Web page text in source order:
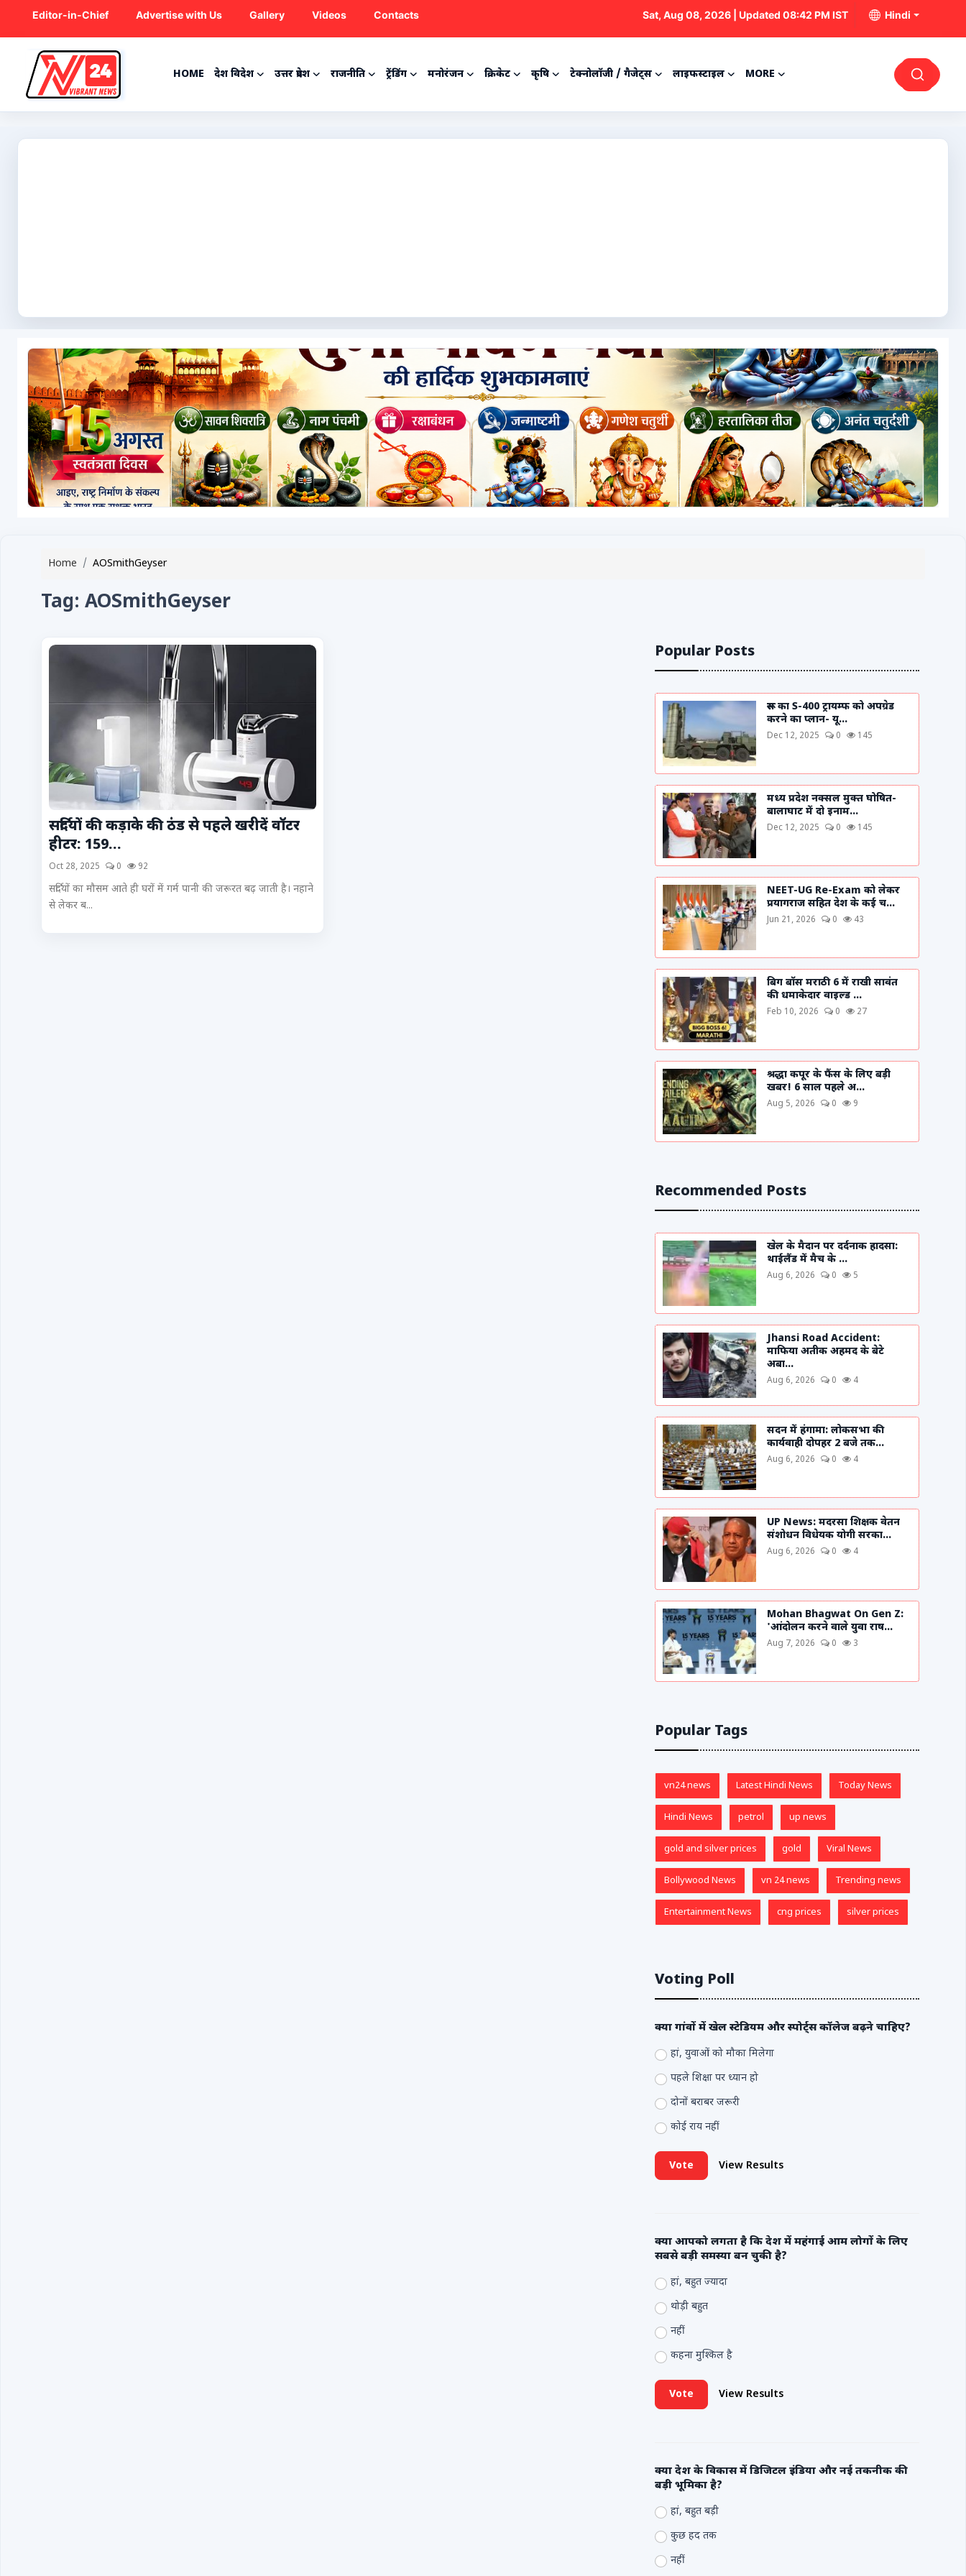
Editor-in-Chief Advertise with Us Gallery Videos Contacts Sat, Aug 08, 2026 | Updated 08:42 PM IST Hindi
HOME देश विदेश उत्तर प्रदेश राजनीति ट्रेंडिंग मनोरंजन क्रिकेट कृषि टेक्नोलॉजी / गैजेट्स लाइफस्टाइल MORE
Home
लाइफस्टाइल
वायरल
स्पेशल
साहित्य
विशेष लेख
Advertise with Us
Videos
Home AOSmithGeyser
Tag: AOSmithGeyser
सर्दियों की कड़ाके की ठंड से पहले खरीदें वॉटर
हीटर: 159...
Oct 28, 2025 0 92
सर्दियों का मौसम आते ही घरों में गर्म पानी की जरूरत बढ़ जाती है। नहाने
से लेकर ब...
Popular Posts
रूस का S-400 ट्रायम्फ को अपग्रेड
करने का प्लान- यू...
Dec 12, 2025 0 145
मध्य प्रदेश नक्सल मुक्त घोषित-
बालाघाट में दो इनाम...
Dec 12, 2025 0 145
NEET-UG Re-Exam को लेकर
प्रयागराज सहित देश के कई च...
Jun 21, 2026 0 43
बिग बॉस मराठी 6 में राखी सावंत
की धमाकेदार वाइल्ड ...
Feb 10, 2026 0 27
श्रद्धा कपूर के फैंस के लिए बड़ी
खबर! 6 साल पहले अ...
Aug 5, 2026 0 9
Recommended Posts
खेल के मैदान पर दर्दनाक हादसा:
थाईलैंड में मैच के ...
Aug 6, 2026 0 5
Jhansi Road Accident:
माफिया अतीक अहमद के बेटे
अबा...
Aug 6, 2026 0 4
सदन में हंगामा: लोकसभा की
कार्यवाही दोपहर 2 बजे तक...
Aug 6, 2026 0 4
UP News: मदरसा शिक्षक वेतन
संशोधन विधेयक योगी सरका...
Aug 6, 2026 0 4
Mohan Bhagwat On Gen Z:
'आंदोलन करने वाले युवा राष...
Aug 7, 2026 0 3
Popular Tags
vn24 news Latest Hindi News Today News
Hindi News petrol up news
gold and silver prices gold Viral News
Bollywood News vn 24 news Trending news
Entertainment News cng prices silver prices
Voting Poll
क्या गांवों में खेल स्टेडियम और स्पोर्ट्स कॉलेज बढ़ने चाहिए?
हां, युवाओं को मौका मिलेगा
पहले शिक्षा पर ध्यान हो
दोनों बराबर जरूरी
कोई राय नहीं
Vote View Results
क्या आपको लगता है कि देश में महंगाई आम लोगों के लिए
सबसे बड़ी समस्या बन चुकी है?
हां, बहुत ज्यादा
थोड़ी बहुत
नहीं
कहना मुश्किल है
Vote View Results
क्या देश के विकास में डिजिटल इंडिया और नई तकनीक की
बड़ी भूमिका है?
हां, बहुत बड़ी
कुछ हद तक
नहीं